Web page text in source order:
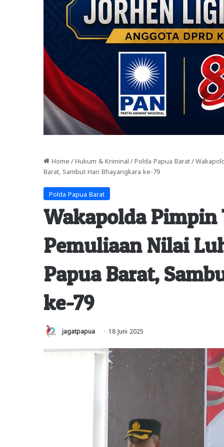
Home / Hukum & Kriminal / Polda Papua Barat /
Barat, Sambut Hari Bhayangkara ke-79
Polda Papua Barat
Wakapolda Pimpin
Pemuliaan Nilai
Papua Barat,
ke-79
jagatpapua 18 Juni 2025